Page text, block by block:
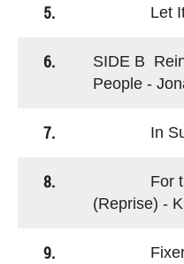
5. Let It
6.
SIDE B
People -
7. In
8.
For the
(Reprise) -
9.
Fixer